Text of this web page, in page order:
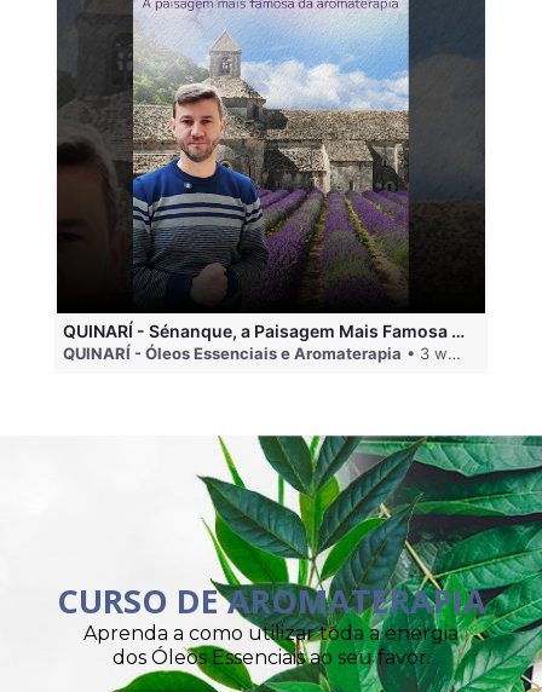
QUINARÍ - Sénanque, a Paisagem Mais Famosa da Aromaterapia
QUINARÍ - Óleos Essenciais e Aromaterapia • 3 weeks ago
CURSO DE AROMATERAPIA
Aprenda a como utilizar toda a energia
dos Óleos Essenciais ao seu favor.